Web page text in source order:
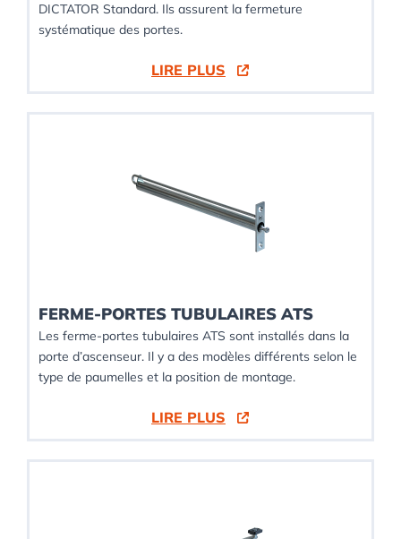
DICTATOR Standard. Ils assurent la fermeture
systématique des portes.
LIRE PLUS
FERME-PORTES TUBULAIRES ATS
Les ferme-portes tubulaires ATS sont installés dans la
porte d’ascenseur. Il y a des modèles différents selon le
type de paumelles et la position de montage.
LIRE PLUS